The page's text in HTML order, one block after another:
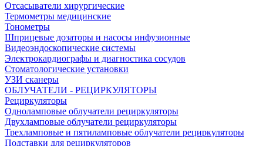
Отсасыватели хирургические
Термометры медицинские
Тонометры
Шприцевые дозаторы и насосы инфузионные
Видеоэндоскопические системы
Электрокардиографы и диагностика сосудов
Стоматологические установки
УЗИ сканеры
ОБЛУЧАТЕЛИ - РЕЦИРКУЛЯТОРЫ
Рециркуляторы
Одноламповые облучатели рециркуляторы
Двухламповые облучатели рециркуляторы
Трехламповые и пятиламповые облучатели рециркуляторы
Подставки для рециркуляторов